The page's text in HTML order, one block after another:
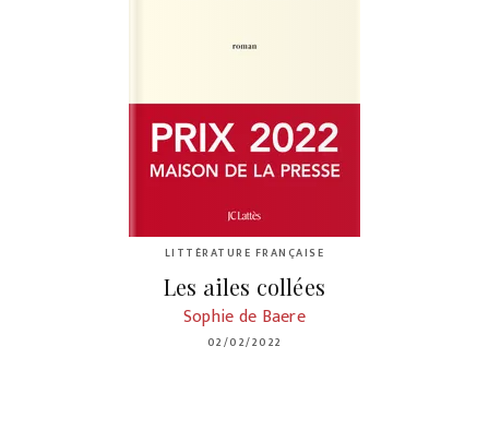
LITTÉRATURE FRANÇAISE
Les ailes collées
Sophie de Baere
02/02/2022